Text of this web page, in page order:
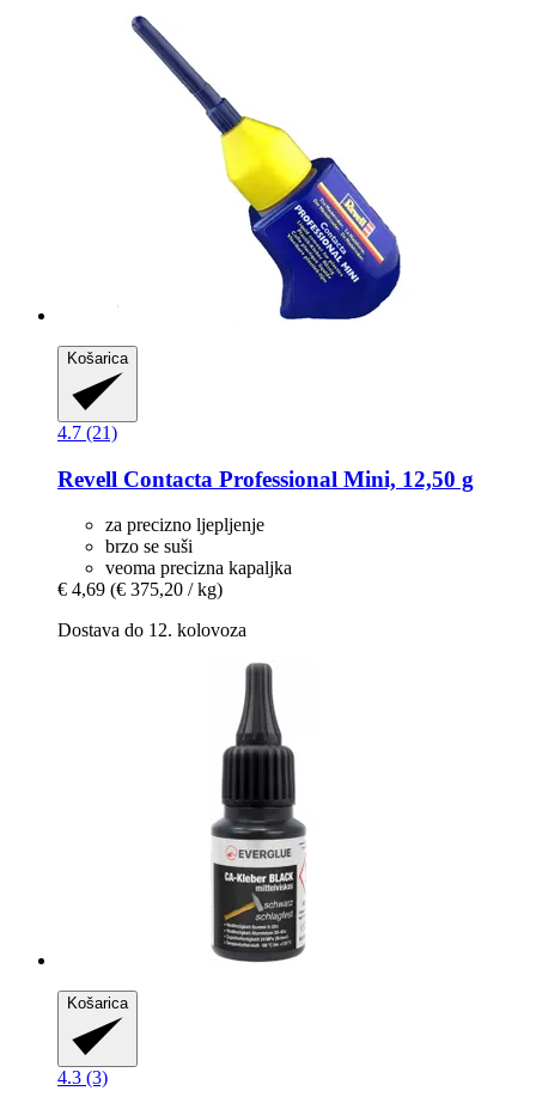
Košarica
4.7 (21)
Revell Contacta Professional Mini, 12,50 g
za precizno ljepljenje
brzo se suši
veoma precizna kapaljka
€ 4,69 (€ 375,20 / kg)
Dostava do 12. kolovoza
Košarica
4.3 (3)